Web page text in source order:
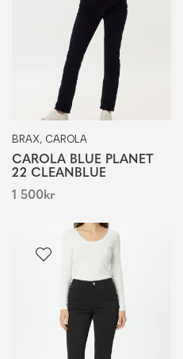
BRAX, CAROLA
CAROLA BLUE PLANET
22 CLEANBLUE
1 500kr